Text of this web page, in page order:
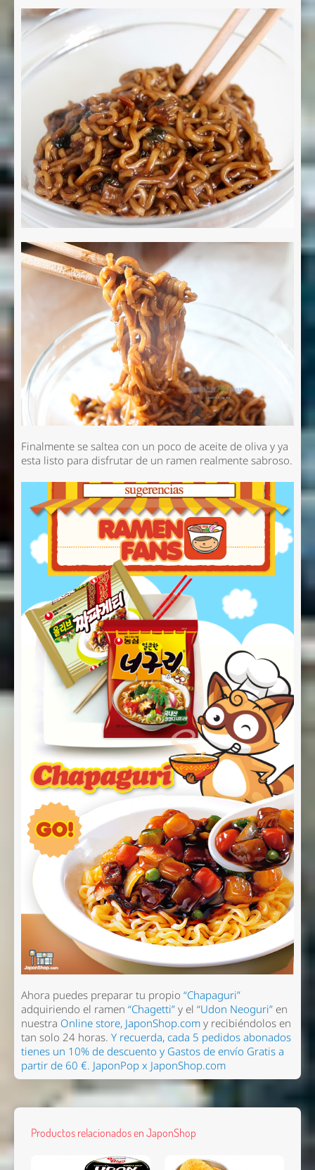
Finalmente se saltea con un poco de aceite de oliva y ya
esta listo para disfrutar de un ramen realmente sabroso.
Ahora puedes preparar tu propio “Chapaguri”
adquiriendo el ramen “Chagetti”y el “Udon Neoguri” en
nuestra Online store, JaponShop.comy recibiéndolos en
tan solo 24 horas. Y recuerda, cada 5 pedidos abonados
tienes un 10% de descuento y Gastos de envío Gratis a
partir de 60 €. JaponPop x JaponShop.com
Productos relacionados en JaponShop